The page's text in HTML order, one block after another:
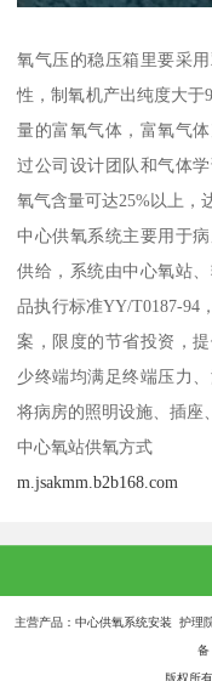
氧气压的稳压箱里要采
性，制氧机产出纯度大于
量的富氧气体，富氧气
过公司设计团队和气体
氧气含量可达25%以上，
中心供氧系统主要用于
供给，系统由中心氧站
品执行标准YY/T0187-94
案，限度的节省投资，
少终端均满足终端压力
将病房的照明设施、插座
中心氧站供氧方式
m.jsakmm.b2b168.com
主营产品：中心供氧系统安装 护
备
版权所